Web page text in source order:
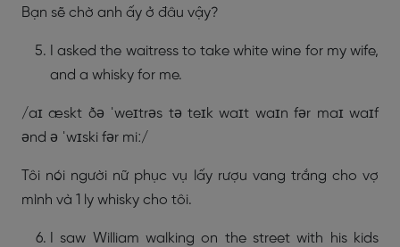
Bạn sẽ chờ anh ấy ở đâu vậy?
I asked the waitress to take white wine for my wife,
and a whisky for me.
/aɪ æskt ðə ˈweɪtrəs tə teɪk waɪt waɪn fər maɪ waɪf
ənd ə ˈwɪski fər miː/
Tôi nói người nữ phục vụ lấy rượu vang trắng cho vợ
mình và 1 ly whisky cho tôi.
I saw William walking on the street with his kids